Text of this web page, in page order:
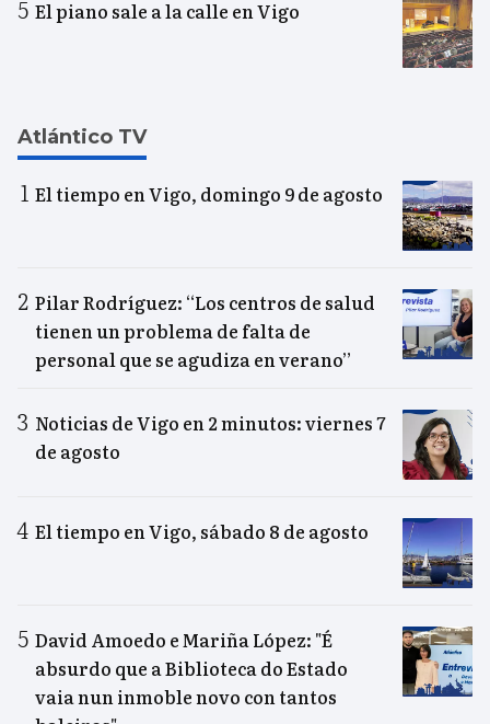
El piano sale a la calle en Vigo
Atlántico TV
El tiempo en Vigo, domingo 9 de agosto
Pilar Rodríguez: “Los centros de salud
tienen un problema de falta de
personal que se agudiza en verano”
Noticias de Vigo en 2 minutos: viernes 7
de agosto
El tiempo en Vigo, sábado 8 de agosto
David Amoedo e Mariña López: "É
absurdo que a Biblioteca do Estado
vaia nun inmoble novo con tantos